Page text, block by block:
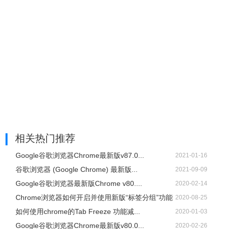
相关热门推荐
Google谷歌浏览器Chrome最新版v87.0... 2021-01-16
谷歌浏览器 (Google Chrome) 最新版... 2021-09-09
Google谷歌浏览器最新版Chrome v80.... 2020-02-14
Chrome浏览器如何开启并使用新版“标签分组”功能 2020-08-25
如何使用chrome的Tab Freeze 功能减... 2020-01-03
Google谷歌浏览器Chrome最新版v80.0... 2020-02-26